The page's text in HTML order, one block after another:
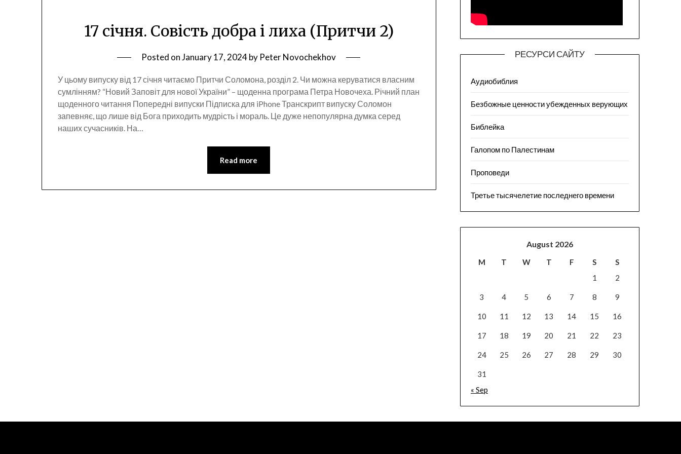
17 січня. Совість добра і лиха (Притчи 2)
Posted onJanuary 17, 2024by Peter Novochekhov
У цьому випуску від 17 січня читаємо Притчи Соломона, розділ 2. Чи можна керуватися власним
сумлінням? “Новий Заповіт для нової України” – щоденна програма Петра Новочеха. Річний план
щоденного читання Попередні випуски Підписка для iPhone Транскрипт випуску Соломон
запевняє, що лише від Бога приходить мудрість і мораль. Це дуже непопулярна думка серед
наших сучасників. На…
Read more
РЕСУРСИ САЙТУ
Аудиобиблия
Безбожные ценности убежденных верующих
Библейка
Галопом по Палестинам
Проповеди
Третье тысячелетие последнего времени
August 2026
M T W T F S
S
1
2
3 4 5 6 7 8 9
10 11 12 13 14 15 16
17 18 19 20 21 22 23
24 25 26 27 28 29 30
31
« Sep